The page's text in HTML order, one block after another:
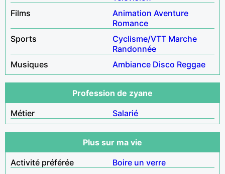
Films
Animation Aventure
Romance
Sports
Cyclisme/VTT Marche
Randonnée
Musiques
Ambiance Disco Reggae
Profession de zyane
Métier
Salarié
Plus sur ma vie
Activité préférée
Boire un verre